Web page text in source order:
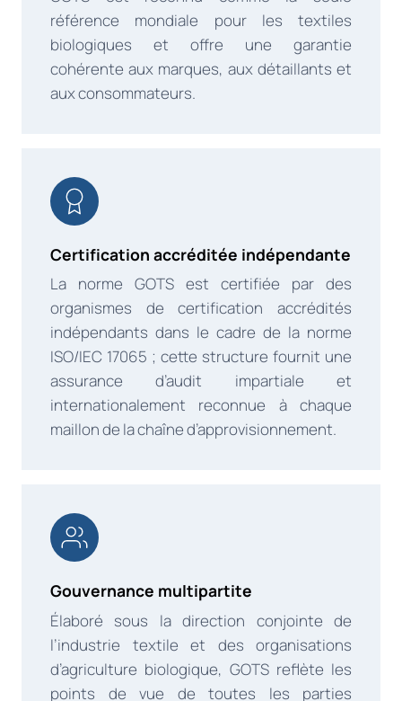
référence mondiale pour les textiles
biologiques et offre une garantie
cohérente aux marques, aux détaillants et
aux consommateurs.
Certification accréditée indépendante
La norme GOTS est certifiée par des
organismes de certification accrédités
indépendants dans le cadre de la norme
ISO/IEC 17065 ; cette structure fournit une
assurance d’audit impartiale et
internationalement reconnue à chaque
maillon de la chaîne d’approvisionnement.
Gouvernance multipartite
Élaboré sous la direction conjointe de
l’industrie textile et des organisations
d’agriculture biologique, GOTS reflète les
points de vue de toutes les parties